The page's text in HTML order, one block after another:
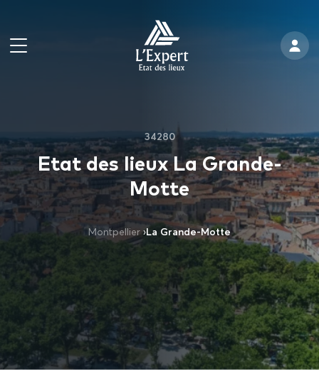
34280
Etat des lieux La Grande-
Motte
Montpellier ›La Grande-Motte